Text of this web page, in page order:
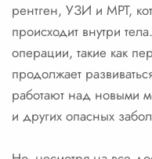
рентген, УЗИ и МРТ,
происходит внутри
операции, такие как
продолжает
работают над новыми
и других опасных